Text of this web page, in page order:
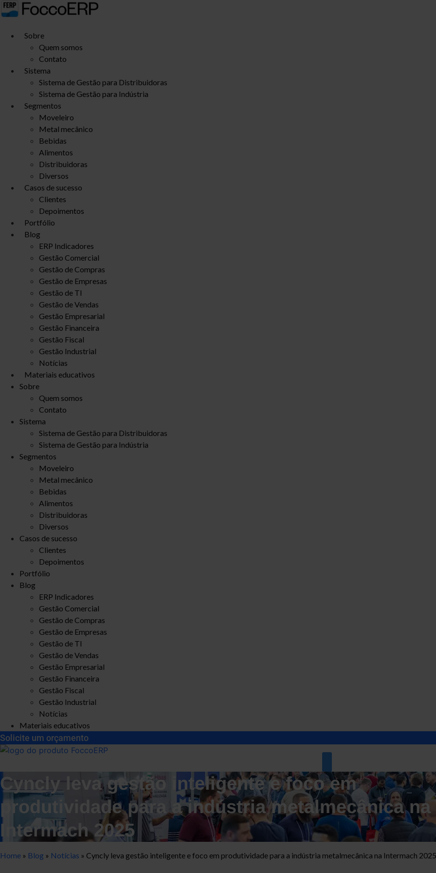
Ir
para
conteúdo
Sobre
Quem somos
Contato
Sistema
Sistema de Gestão para Distribuidoras
Sistema de Gestão para Indústria
Segmentos
Moveleiro
Metal mecânico
Bebidas
Alimentos
Distribuidoras
Diversos
Casos de sucesso
Clientes
Depoimentos
Portfólio
Blog
ERP Indicadores
Gestão Comercial
Gestão de Compras
Gestão de Empresas
Gestão de TI
Gestão de Vendas
Gestão Empresarial
Gestão Financeira
Gestão Fiscal
Gestão Industrial
Notícias
Materiais educativos
Sobre
Quem somos
Contato
Sistema
Sistema de Gestão para Distribuidoras
Sistema de Gestão para Indústria
Segmentos
Moveleiro
Metal mecânico
Bebidas
Alimentos
Distribuidoras
Diversos
Casos de sucesso
Clientes
Depoimentos
Portfólio
Blog
ERP Indicadores
Gestão Comercial
Gestão de Compras
Gestão de Empresas
Gestão de TI
Gestão de Vendas
Gestão Empresarial
Gestão Financeira
Gestão Fiscal
Gestão Industrial
Notícias
Materiais educativos
Solicite um orçamento
Cyncly leva gestão inteligente e foco em
produtividade para a indústria metalmecânica na
Intermach 2025
Home » Blog » Notícias » Cyncly leva gestão inteligente e foco em produtividade para a indústria metalmecânica na Intermach 2025